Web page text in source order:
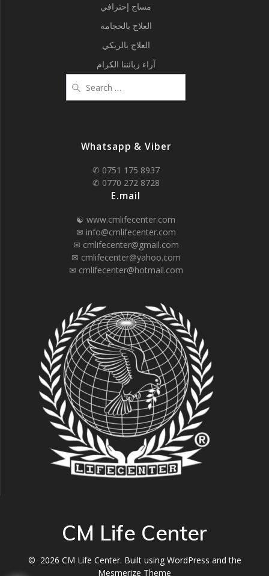
مساج إحترافي
العلاج بالحجامة
العلاج بالريكي
آراء زبائننا الكرام
for:
Whatsapp & Viber
✆ 0751 175 8937
✆ 0770 272 8728
E.mail
☯ www.cmlifecenter.com
✉ info@cmlifecenter.com
✉ cmlifecenter@gmail.com
✉ cmlifecenter@yahoo.com
✉ cmlifecenter@hotmail.com
CM Life Center
© 2026 CM Life Center. Built using WordPress and the
Mesmerize Theme